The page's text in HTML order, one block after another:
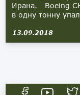
Ирана. Boeing
в одну тонну
13.09.2018